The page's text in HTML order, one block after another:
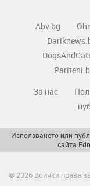
Abv.bg
За нас
Използването или
сайта
© 2026 Всички права